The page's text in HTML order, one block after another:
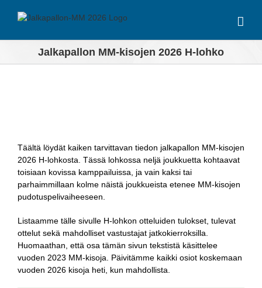
Jalkapallon MM-kisojen 2026 H-lohko
Täältä löydät kaiken tarvittavan tiedon jalkapallon MM-kisojen
2026 H-lohkosta. Tässä lohkossa neljä joukkuetta kohtaavat
toisiaan kovissa kamppailuissa, ja vain kaksi tai
parhaimmillaan kolme näistä joukkueista etenee MM-kisojen
pudotuspelivaiheeseen.
Listaamme tälle sivulle H-lohkon otteluiden tulokset, tulevat
ottelut sekä mahdolliset vastustajat jatkokierroksilla.
Huomaathan, että osa tämän sivun tekstistä käsittelee
vuoden 2023 MM-kisoja. Päivitämme kaikki osiot koskemaan
vuoden 2026 kisoja heti, kun mahdollista.